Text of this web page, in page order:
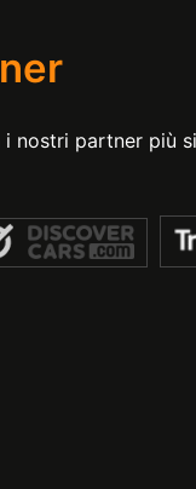
i nostri partner più